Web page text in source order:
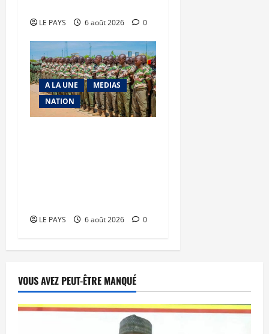
LE PAYS 6 août 2026 0
A LA UNE
MEDIAS
NATION
LE PAYS 6 août 2026 0
VOUS AVEZ PEUT-ÊTRE MANQUÉ